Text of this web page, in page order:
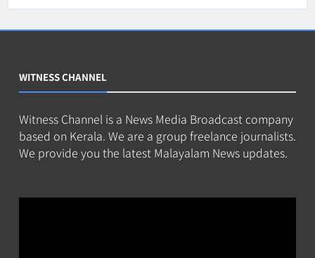
WITNESS CHANNEL
Witness Channel is a News Media Broadcast company
based on Kerala. We are a group freelance journalists.
We provide you the latest Malayalam News updates.